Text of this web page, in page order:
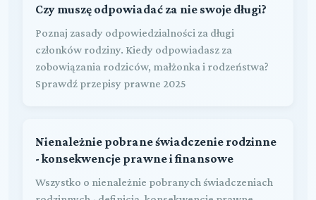
Czy muszę odpowiadać za nie swoje długi?
Poznaj zasady odpowiedzialności za długi
członków rodziny. Kiedy odpowiadasz za
zobowiązania rodziców, małżonka i rodzeństwa?
Sprawdź przepisy prawne 2025
Nienależnie pobrane świadczenie rodzinne
- konsekwencje prawne i finansowe
Wszystko o nienależnie pobranych świadczeniach